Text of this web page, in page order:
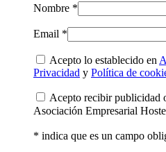
Nombre *
Email *
Acepto lo establecido en
Privacidad y Política de
Acepto recibir publicidad
Asociación Empresarial
* indica que es un campo